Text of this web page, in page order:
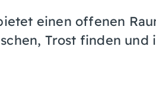
einen offenen
Trost finden und